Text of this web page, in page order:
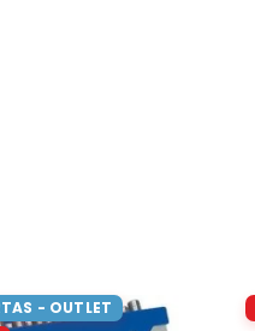
- OUTLET